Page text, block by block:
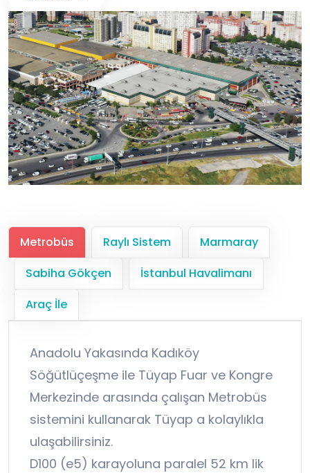
Metrobüs Raylı Sistem
Marmaray
Sabiha Gökçen
İstanbul Havalimanı
Araç İle
Anadolu Yakasında Kadıköy
Söğütlüçeşme ile Tüyap Fuar ve Kongre
Merkezinde arasında çalışan Metrobüs
sistemini kullanarak Tüyap a kolaylıkla
ulaşabilirsiniz.
D100 (e5) karayoluna paralel 52 km lik